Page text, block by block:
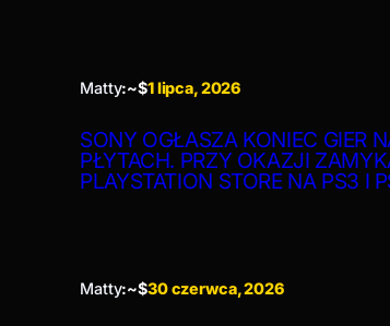
Matty:~$1 lipca, 2026
SONY OGŁASZA KONIEC GIER
PŁYTACH. PRZY OKAZJI
PLAYSTATION STORE NA PS3 I
Matty:~$30 czerwca, 2026